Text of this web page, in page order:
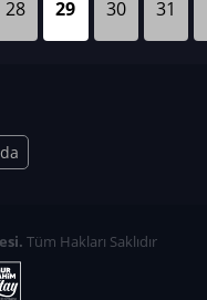
28 29 30 31
Tüm Hakları Saklıdır